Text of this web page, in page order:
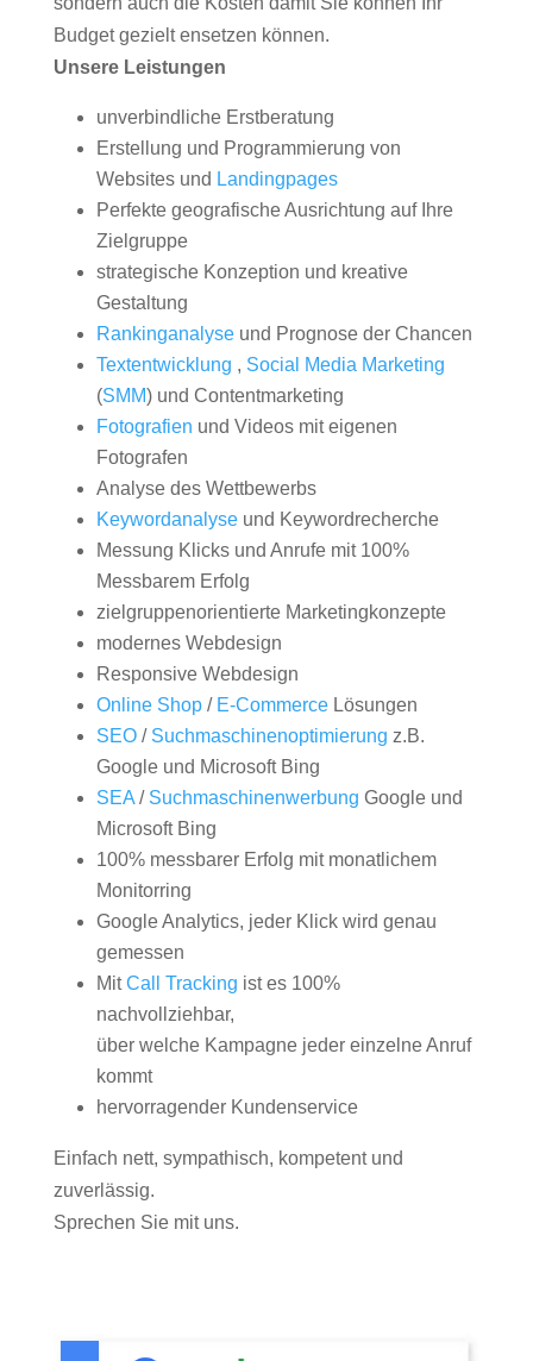
Budget gezielt ensetzen können.
Unsere Leistungen
unverbindliche Erstberatung
Erstellung und Programmierung von
Websites und Landingpages
Perfekte geografische Ausrichtung auf Ihre
Zielgruppe
strategische Konzeption und kreative
Gestaltung
Rankinganalyseund Prognose der Chancen
Textentwicklung , Social Media Marketing
(SMM) und Contentmarketing
Fotografien und Videos mit eigenen
Fotografen
Analyse des Wettbewerbs
Keywordanalyseund Keywordrecherche
Messung Klicks und Anrufe mit 100%
Messbarem Erfolg
zielgruppenorientierte Marketingkonzepte
modernes Webdesign
Responsive Webdesign
Online Shop/ E-CommerceLösungen
SEO/ Suchmaschinenoptimierung z.B.
Google und Microsoft Bing
SEA/ Suchmaschinenwerbung Google und
Microsoft Bing
100% messbarer Erfolg mit monatlichem
Monitorring
Google Analytics, jeder Klick wird genau
gemessen
MitCall Tracking ist es 100%
nachvollziehbar,
über welche Kampagne jeder einzelne Anruf
kommt
hervorragender Kundenservice
Einfach nett, sympathisch, kompetent und
zuverlässig.
Sprechen Sie mit uns.